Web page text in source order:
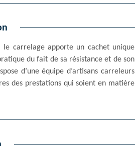
carrelage apporte un cachet unique
du fait de sa résistance et de son
d’une équipe d’artisans carreleurs
des prestations qui soient en matière